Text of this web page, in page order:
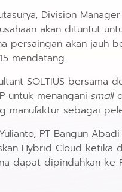
Division
akan dituntut
persaingan akan jauh
mendatang.
SOLTIUS bersama
untuk menangani small
manufaktur sebagai
PT Bangun
Hybrid Cloud ketika
dapat dipindahkan